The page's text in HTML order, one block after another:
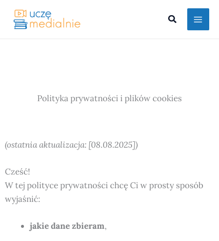
Szukaj
Polityka prywatności i plików cookies
(ostatnia aktualizacja: [08.08.2025])
Cześć!
W tej polityce prywatności chcę Ci w prosty sposób
wyjaśnić:
jakie dane zbieram,